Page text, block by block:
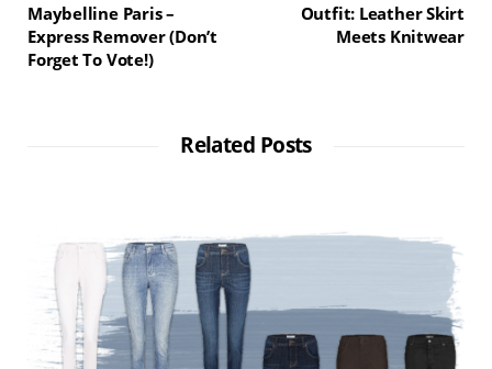
Maybelline Paris –
Express Remover (Don’t
Forget To Vote!)
Outfit: Leather Skirt
Meets Knitwear
Related Posts